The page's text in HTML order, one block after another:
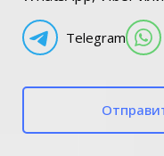
Telegram